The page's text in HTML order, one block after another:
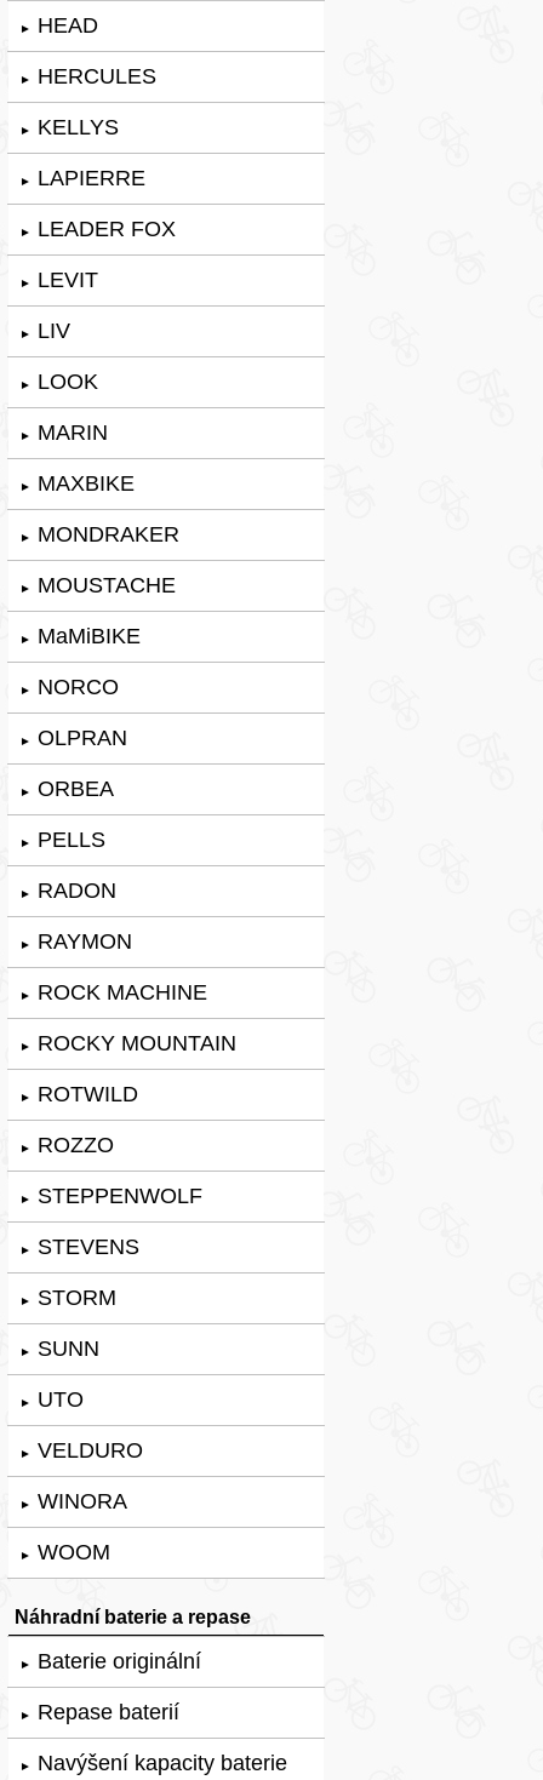
► HEAD
► HERCULES
► KELLYS
► LAPIERRE
► LEADER FOX
► LEVIT
► LIV
► LOOK
► MARIN
► MAXBIKE
► MONDRAKER
► MOUSTACHE
► MaMiBIKE
► NORCO
► OLPRAN
► ORBEA
► PELLS
► RADON
► RAYMON
► ROCK MACHINE
► ROCKY MOUNTAIN
► ROTWILD
► ROZZO
► STEPPENWOLF
► STEVENS
► STORM
► SUNN
► UTO
► VELDURO
► WINORA
► WOOM
Náhradní baterie a repase
► Baterie originální
► Repase baterií
► Navýšení kapacity baterie